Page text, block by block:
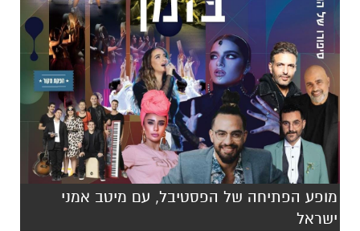
מופע הפתיחה של הפסטיבל, עם מיטב אמני
ישראל